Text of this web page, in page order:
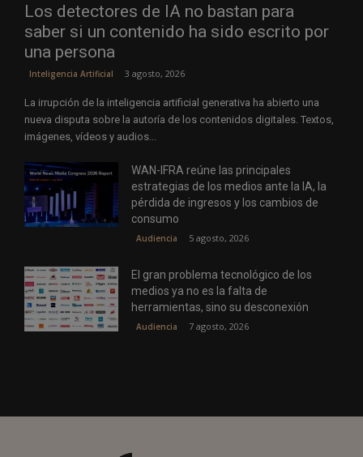
Los detectores de IA no bastan para
saber si un contenido ha sido escrito por
una persona
Inteligencia Artificial 3 agosto, 2026
La irrupción de la inteligencia artificial generativa ha abierto una
nueva disputa sobre la autoría de los contenidos digitales. Textos,
imágenes, vídeos y audios...
WAN-IFRA reúne las principales
estrategias de los medios ante la IA, la
pérdida de ingresos y los cambios de
consumo
Audiencia 5 agosto, 2026
El gran problema tecnológico de los
medios ya no es la falta de
herramientas, sino su desconexión
Audiencia 7 agosto, 2026